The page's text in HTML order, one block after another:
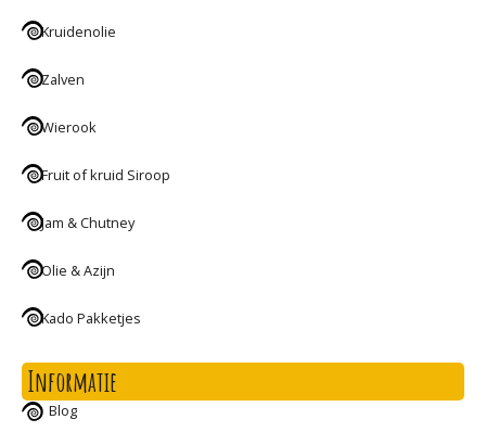
Kruidenolie
Zalven
Wierook
Fruit of kruid Siroop
Jam & Chutney
Olie & Azijn
Kado Pakketjes
Informatie
Blog